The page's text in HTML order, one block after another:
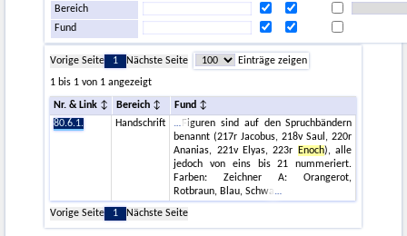
Bereich
Fund
Vorige Seite 1 Nächste Seite
Einträge zeigen
1 bis 1 von 1 angezeigt
Nr. & Link Bereich
Fund
80.6.1.
Handschrift
Figuren sind auf den Spruchbändern
benannt (217r Jacobus, 218v Saul, 220r
Ananias, 221v Elyas, 223r
Enoch), alle
jedoch von eins bis 21 nummeriert.
Farben: Zeichner A: Orangerot,
Rotbraun, Blau, Schwa
Vorige Seite
1 Nächste Seite